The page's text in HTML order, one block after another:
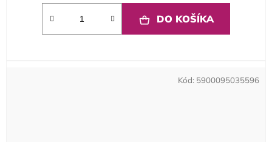
DO KOŠÍKA
Kód: 5900095035596